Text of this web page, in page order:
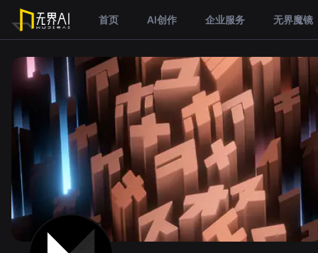
首页 AI创作 企业服务 无界魔镜